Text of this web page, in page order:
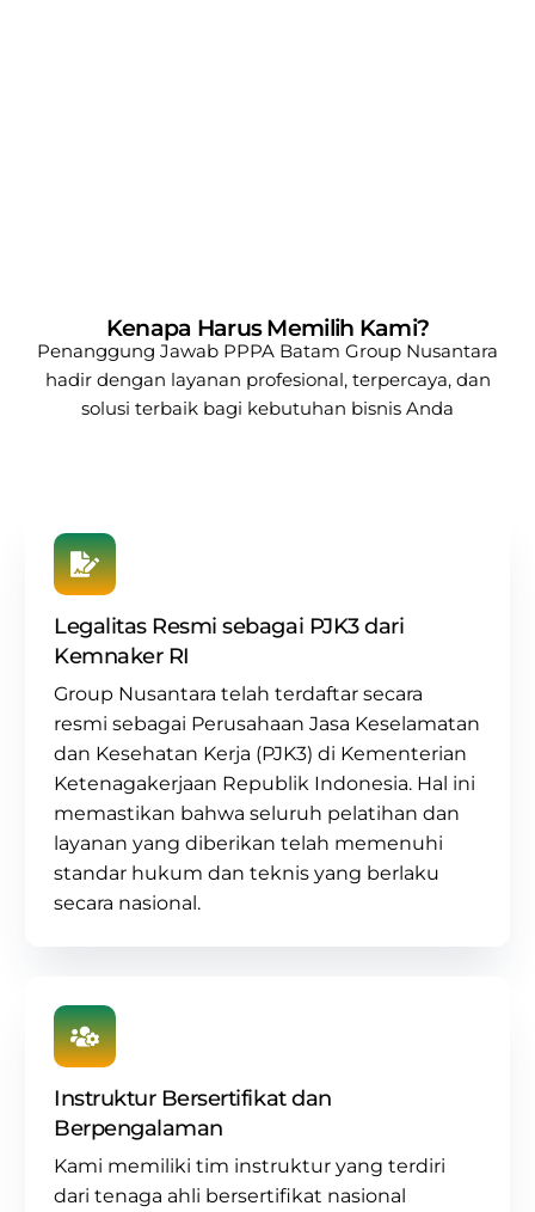
Kenapa Harus Memilih Kami?
Penanggung Jawab PPPA Batam Group Nusantara
hadir dengan layanan profesional, terpercaya, dan
solusi terbaik bagi kebutuhan bisnis Anda
Legalitas Resmi sebagai PJK3 dari
Kemnaker RI
Group Nusantara telah terdaftar secara
resmi sebagai Perusahaan Jasa Keselamatan
dan Kesehatan Kerja (PJK3) di Kementerian
Ketenagakerjaan Republik Indonesia. Hal ini
memastikan bahwa seluruh pelatihan dan
layanan yang diberikan telah memenuhi
standar hukum dan teknis yang berlaku
secara nasional.
Instruktur Bersertifikat dan
Berpengalaman
Kami memiliki tim instruktur yang terdiri
dari tenaga ahli bersertifikat nasional